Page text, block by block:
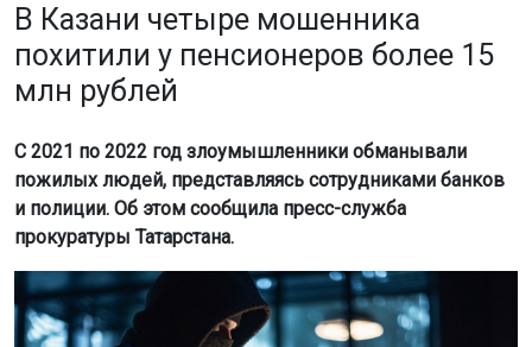
В Казани четыре мошенника
похитили у пенсионеров более 15
млн рублей
С 2021 по 2022 год злоумышленники обманывали
пожилых людей, представляясь сотрудниками банков
и полиции. Об этом сообщила пресс-служба
прокуратуры Татарстана.